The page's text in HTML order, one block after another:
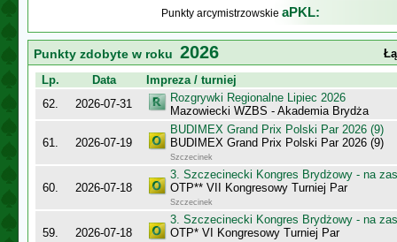
Punkty arcymistrzowskie aPKL:
Punkty zdobyte w roku 2026
Lp.
Data
Impreza / turniej
62.
2026-07-31
Rozgrywki Regionalne Lipiec 2026
Mazowiecki WZBS - Akademia Brydża
61. 2026-07-19
BUDIMEX Grand Prix Polski Par 2026 (9)
BUDIMEX Grand Prix Polski Par 2026 (9)
Szczecinek
60. 2026-07-18
3. Szczecinecki Kongres Brydżowy - na
OTP** VII Kongresowy Turniej Par
Szczecinek
59. 2026-07-18
3. Szczecinecki Kongres Brydżowy - na
OTP* VI Kongresowy Turniej Par